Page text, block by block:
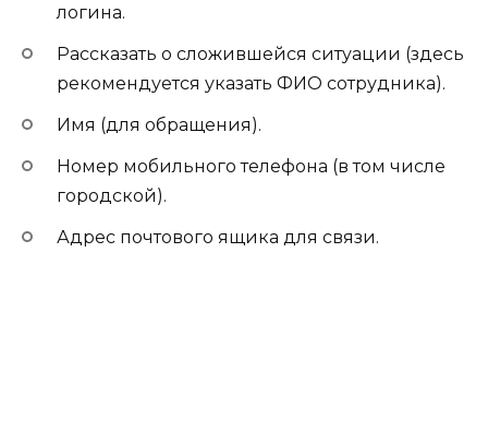
логина.
Рассказать о сложившейся ситуации (здесь
рекомендуется указать ФИО сотрудника).
Имя (для обращения).
Номер мобильного телефона (в том числе
городской).
Адрес почтового ящика для связи.